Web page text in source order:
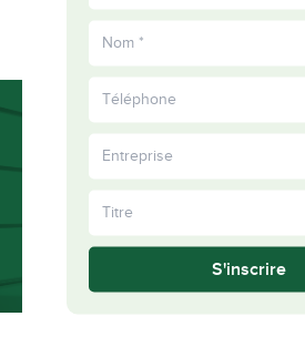
S'inscrire
Plus épanouis
ensemble